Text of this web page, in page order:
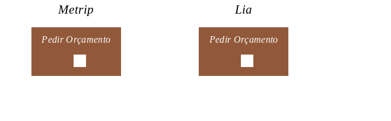
Metrip
Pedir Orçamento
Lia
Pedir Orçamento